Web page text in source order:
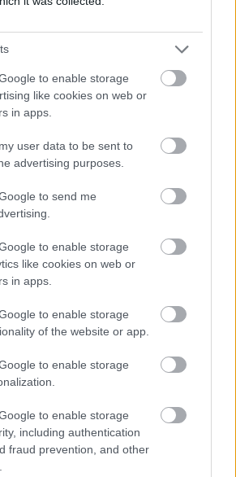
to enable storage
like cookies on web or
in apps.
user data to be sent to
advertising purposes.
to send me
to enable storage
like cookies on web or
in apps.
to enable storage
of the website or app.
to enable storage
to enable storage
including authentication
fraud prevention, and other
The Hangover
Ügy" c fekete komédiára? A
ugyanilyen történettel bír, csak
"Old School" rendezőihez került.
valamikor nyáron lesz.
nevetgélni egy kicsit!